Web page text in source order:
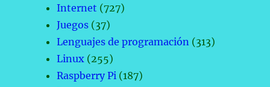
Internet (727)
Juegos (37)
Lenguajes de programación (313)
Linux (255)
Raspberry Pi (187)